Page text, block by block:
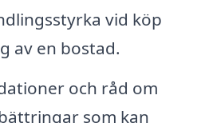
vid köp
av en bostad.
och råd om
som kan